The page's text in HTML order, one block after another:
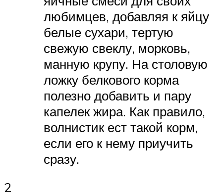
любимцев, добавляя к яйцу
белые сухари, тертую
свежую свеклу, морковь,
манную крупу. На столовую
ложку белкового корма
полезно добавить и пару
капелек жира. Как правило,
волнистик ест такой корм,
если его к нему приучить
сразу.
2